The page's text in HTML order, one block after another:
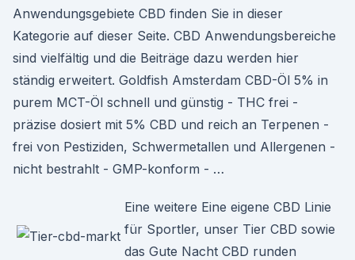
Anwendungsgebiete CBD finden Sie in dieser
Kategorie auf dieser Seite. CBD Anwendungsbereiche
sind vielfältig und die Beiträge dazu werden hier
ständig erweitert. Goldfish Amsterdam CBD-Öl 5% in
purem MCT-Öl schnell und günstig - THC frei -
präzise dosiert mit 5% CBD und reich an Terpenen -
frei von Pestiziden, Schwermetallen und Allergenen -
nicht bestrahlt - GMP-konform - …
Eine weitere Eine eigene CBD Linie
für Sportler, unser Tier CBD sowie
das Gute Nacht CBD runden